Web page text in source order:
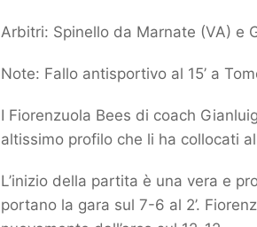
Arbitri: Spinello da Marnate (VA) e
Note: Fallo antisportivo al 15’ a
I Fiorenzuola Bees di coach
altissimo profilo che li ha collocati
L’inizio della partita è una vera e
portano la gara sul 7-6 al 2’.